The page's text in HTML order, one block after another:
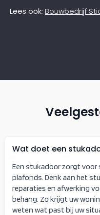
Lees ook: Bouwbedrijf
Wat doet een
Een stukadoor zorgt voor
plafonds. Denk aan het
reparaties en afwerking
behang. Zo krijgt uw
weten wat past bij uw